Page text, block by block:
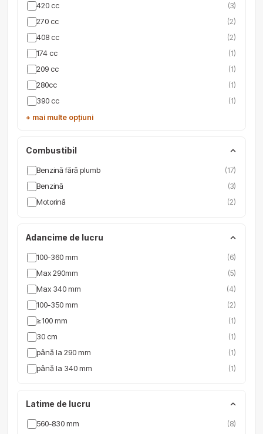
420 cc (3)
270 cc (2)
408 cc (2)
174 cc (1)
209 cc (1)
280cc (1)
390 cc
(1)
+ mai multe opțiuni
Combustibil
Benzină fără plumb (17)
Benzină (3)
Motorină (2)
Adancime de lucru
100-360 mm (6)
Max 290mm (5)
Max 340 mm (4)
100-350 mm (2)
≥100 mm (1)
30 cm (1)
până la 290 mm (1)
până la 340 mm (1)
Latime de lucru
560-830 mm (8)